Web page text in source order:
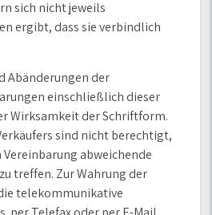
sich nicht jeweils
ergibt, dass sie verbindlich
Abänderungen der
einschließlich dieser
Wirksamkeit der Schriftform.
sind nicht berechtigt,
abweichende
treffen. Zur Wahrung der
telekommunikative